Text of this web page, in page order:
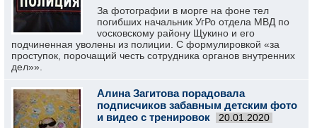
За фотографии в морге на фоне тел
погибших начальник УгРо отдела МВД по
vосковскому району Щукино и его
подчиненная уволены из полиции. С формулировкой «за
проступок, порочащий честь сотрудника органов внутренних
дел»».
Алина Загитова порадовала
подписчиков забавным детским фото
и видео с тренировок
20.01.2020